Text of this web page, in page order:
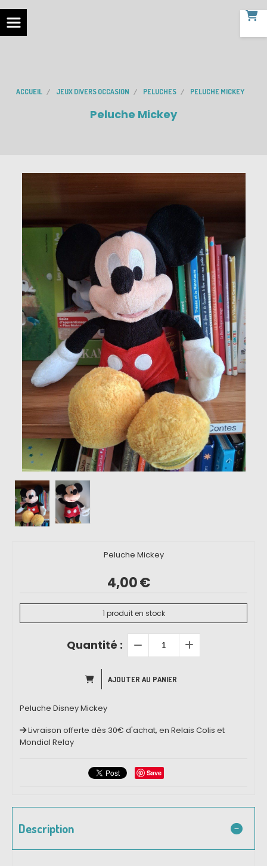
ACCUEIL JEUX DIVERS OCCASION PELUCHES PELUCHE MICKEY
Peluche Mickey
Peluche Mickey
4,00€
1 produit en stock
Quantité :
AJOUTER AU PANIER
Peluche Disney Mickey
Livraison offerte dès 30€ d'achat, en Relais Colis et
Mondial Relay
Save
Description